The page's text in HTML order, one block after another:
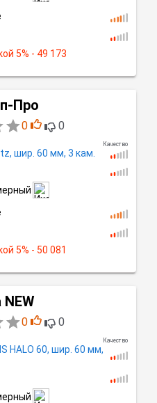
5% - 49 173
Про
0 0
Качество
шир. 60 мм, 3 кам.
5% - 50 081
0 0
Качество
HALO 60, шир. 60 мм,